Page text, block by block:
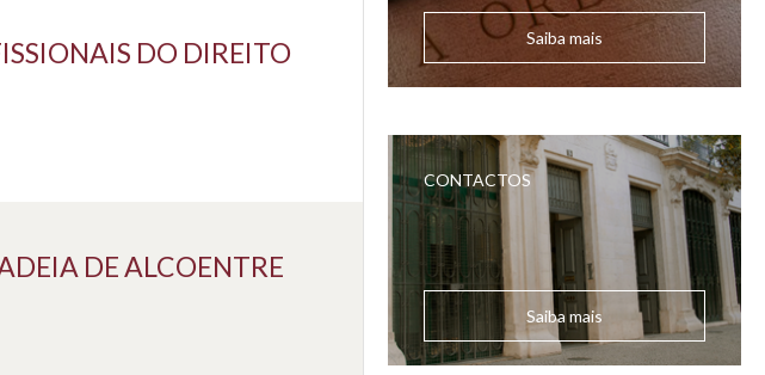
DO DIREITO
DE ALCOENTRE
Saiba mais
CONTACTOS
Saiba mais